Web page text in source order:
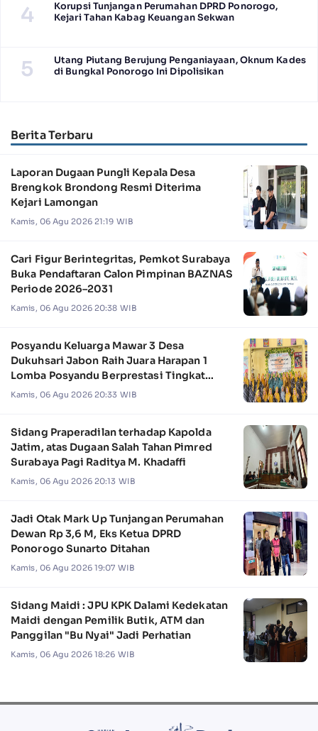
4
Korupsi Tunjangan Perumahan DPRD Ponorogo,
Kejari Tahan Kabag Keuangan Sekwan
5
Utang Piutang Berujung Penganiayaan, Oknum Kades
di Bungkal Ponorogo Ini Dipolisikan
Berita Terbaru
Laporan Dugaan Pungli Kepala Desa
Brengkok Brondong Resmi Diterima
Kejari Lamongan
Kamis, 06 Agu 2026 21:19 WIB
Cari Figur Berintegritas, Pemkot Surabaya
Buka Pendaftaran Calon Pimpinan BAZNAS
Periode 2026–2031
Kamis, 06 Agu 2026 20:38 WIB
Posyandu Keluarga Mawar 3 Desa
Dukuhsari Jabon Raih Juara Harapan 1
Lomba Posyandu Berprestasi Tingkat
Jawa Timur 2026
Kamis, 06 Agu 2026 20:33 WIB
Sidang Praperadilan terhadap Kapolda
Jatim, atas Dugaan Salah Tahan Pimred
Surabaya Pagi Raditya M. Khadaffi
Kamis, 06 Agu 2026 20:13 WIB
Jadi Otak Mark Up Tunjangan Perumahan
Dewan Rp 3,6 M, Eks Ketua DPRD
Ponorogo Sunarto Ditahan
Kamis, 06 Agu 2026 19:07 WIB
Sidang Maidi : JPU KPK Dalami Kedekatan
Maidi dengan Pemilik Butik, ATM dan
Panggilan "Bu Nyai" Jadi Perhatian
Kamis, 06 Agu 2026 18:26 WIB